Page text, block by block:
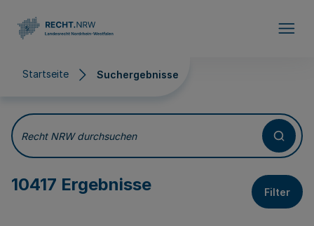
Startseite Suchergebnisse
Suchergebnisse
Recht NRW durchsuchen
10417 Ergebnisse Filter